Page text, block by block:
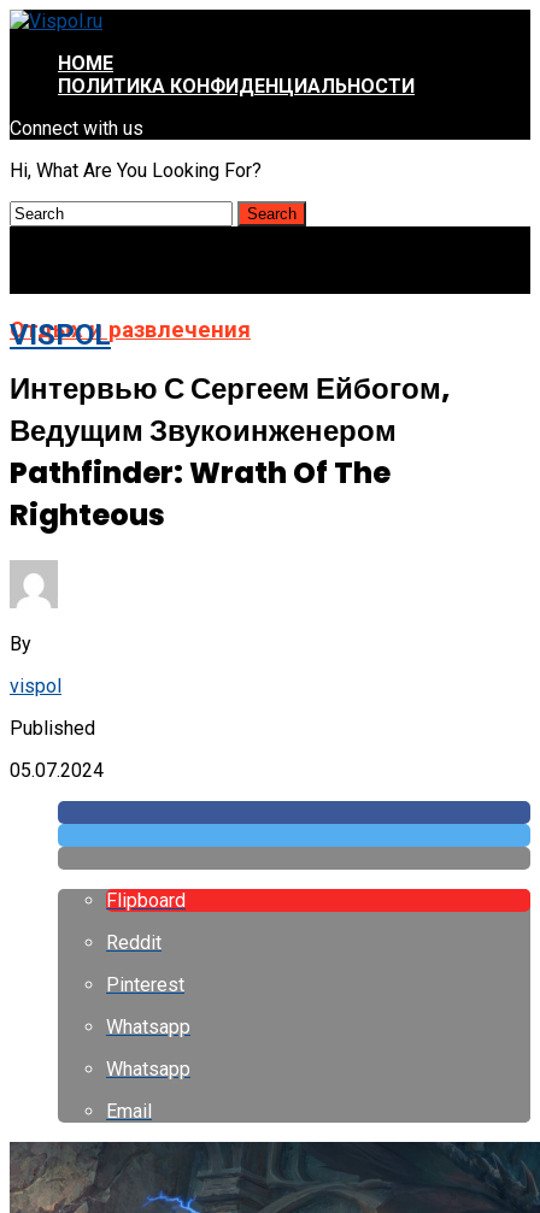
HOME
ПОЛИТИКА КОНФИДЕНЦИАЛЬНОСТИ
Connect with us
Hi, What Are You Looking For?
VISPOL
Отдых и развлечения
Интервью С Сергеем Ейбогом,
Ведущим Звукоинженером
Pathfinder: Wrath Of The
Righteous
By
vispol
Published
05.07.2024
Flipboard
Reddit
Pinterest
Whatsapp
Whatsapp
Email